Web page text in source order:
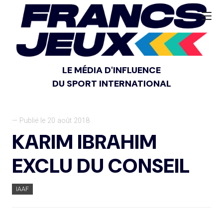
LE MÉDIA D'INFLUENCE
DU SPORT INTERNATIONAL
— Publié le 20 août 2018
KARIM IBRAHIM
EXCLU DU CONSEIL
IAAF